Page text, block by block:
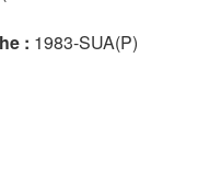
: 1983-SUA(P)